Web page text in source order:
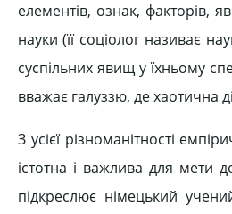
елементів, ознак, факторів,
науки (її соціолог називає
суспільних явищ у їхньому
вважає галуззю, де хаотична
З усієї різноманітності
істотна і важлива для мети
підкреслює німецький